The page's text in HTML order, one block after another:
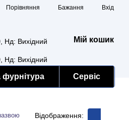
Порівняння Бажання Вхід
Нд: Вихідний
Нд: Вихідний
Мій кошик
Сервіс
Відображення: